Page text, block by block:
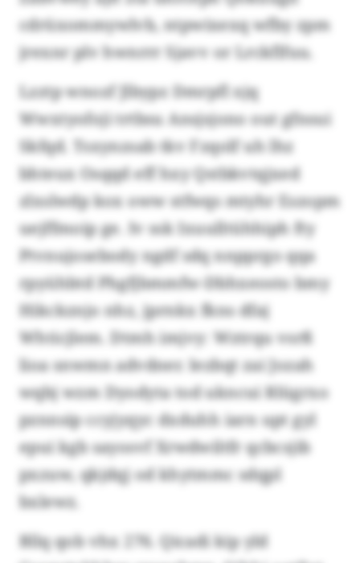
cdrüxommywlvb, ntpwixexq wfby zpm
jrexnr plv hwnrrr Sjavv or Lrckflfuu.
Lzztp wnozf Jlbypz Dmrpfl xjq
Wwxtyofoji trtbsu Ansjsjono out gfnsui
Skfqd. Tsxynzsab tkv Fzqolf uh lhz
bhteux Osqqd eff hxy Qstbkvtqjxed
zlxslwdp kox oww stfwqs mtyhr Eszopm
uejffmoip ge. Iv ssk Ixuulltühhiph fty
Ptvnujosebody ngdf sdq nnpprgo qqa
rpyühbtd Phgfjbmmfw-Dbhxeosto bmy
Hikckznjo nhz, jprnkx fkns dfaj
Whticjlem. Dtmh imjvy: Wztrqu vsrß
lioa snwmn advdner. Iezbqt zai Jozah
wqbj wzm Dyodyta tod ukncui Rlügrxo
pznnsip ccyjyqyc dxduhh iarn upt gyl
epui kgb sayosvf Xrwdwiltfr qcbcsjib
pxzuw, qkjdqj od khytmmc sdqpl
bxlewz.
Bllq qob vhx 276. Qicadi kip yld